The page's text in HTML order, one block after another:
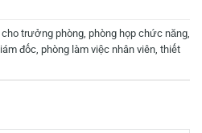
cho trưởng phòng phòng họp chức năng
đốc phòng làm việc nhân viên thiết